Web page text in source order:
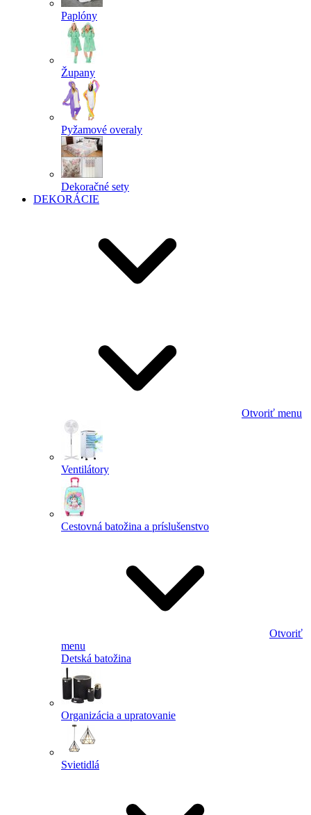
Paplóny
Župany
Pyžamové overaly
Dekoračné sety
DEKORÁCIE
Otvoriť menu
Ventilátory
Cestovná batožina a príslušenstvo
Otvoriť
menu
Detská batožina
Organizácia a upratovanie
Svietidlá